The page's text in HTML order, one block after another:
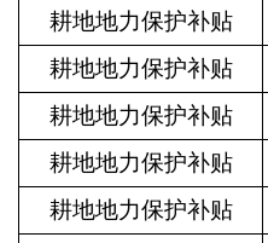
耕地地力保护补贴
耕地地力保护补贴
耕地地力保护补贴
耕地地力保护补贴
耕地地力保护补贴